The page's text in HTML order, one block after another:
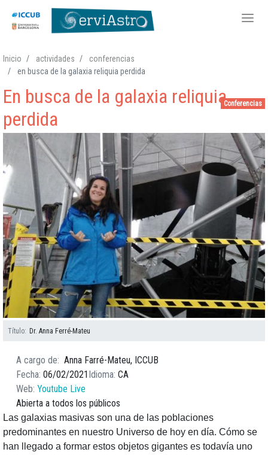
al
principal
Inicio actividades
conferencias
en busca de la galaxia reliquia perdida
Conferencias
En busca de la galaxia reliquia
perdida
Título Dr. Anna Ferré-Mateu
A cargo de
Anna Farré-Mateu, ICCUB
Fecha 06/02/2021Idioma CA
Web Youtube Live
Abierta a todos los públicos
Las galaxias masivas son una de las poblaciones
predominantes en nuestro Universo de hoy en día. Cómo se
han llegado a formar estos objetos gigantes es todavía uno